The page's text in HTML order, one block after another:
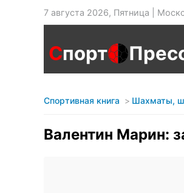
7 августа 2026, Пятница |
Спорт
Спортивная книга Шахматы,
Валентин Марин: